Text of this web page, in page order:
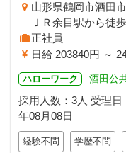
山形県鶴岡市酒
ＪＲ余目駅から徒
正社員
日給 203840円 ～
ハローワーク 酒田公
採用人数：3人 受理日
年08月08日
経験不問 学歴不問